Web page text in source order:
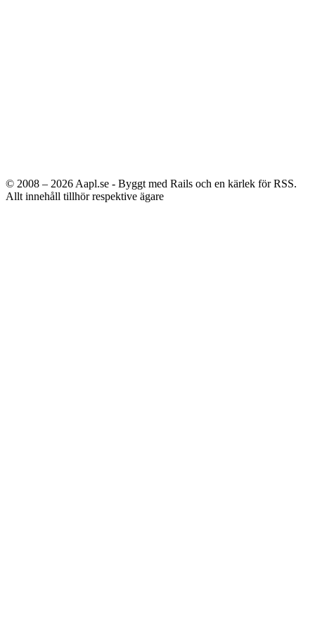
© 2008 – 2026 Aapl.se - Byggt med Rails och en kärlek för RSS.
Allt innehåll tillhör respektive ägare